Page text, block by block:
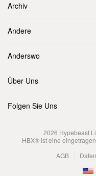
Archiv
Andere
Anderswo
Über Uns
Folgen Sie Uns
2026 Hypebeast
HBX® ist eine
AGB